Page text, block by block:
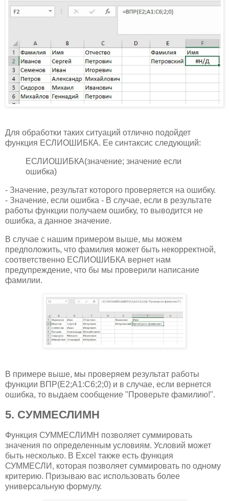
Для обработки таких ситуаций отлично подойдет
функция ЕСЛИОШИБКА. Ее синтаксис следующий:
ЕСЛИОШИБКА(значение; значение если
ошибка)
- Значение, результат которого проверяется на ошибку.
- Значение, если ошибка - В случае, если в результате
работы функции получаем ошибку, то выводится не
ошибка, а данное значение.
В случае с нашим примером выше, мы можем
предположить, что фамилия может быть некорректной,
соответственно ЕСЛИОШИБКА вернет нам
предупреждение, что бы мы проверили написание
фамилии.
В примере выше, мы проверяем результат работы
функции ВПР(E2;A1:C6;2;0) и в случае, если вернется
ошибка, то выдаем сообщение "Проверьте фамилию!".
5. СУММЕСЛИМН
Функция СУММЕСЛИМН позволяет суммировать
значения по определенным условиям. Условий может
быть несколько. В Excel также есть функция
СУММЕСЛИ, которая позволяет суммировать по одному
критерию. Призываю вас использовать более
универсальную формулу.